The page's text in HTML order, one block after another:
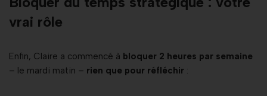
vrai rôle
Enfin, Claire a commencé à bloquer 2 heures par semaine
– le mardi matin – rien que pour réfléchir :